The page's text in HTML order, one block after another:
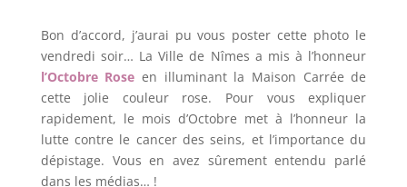
Bon d’accord, j’aurai pu vous poster cette photo le
vendredi soir… La Ville de Nîmes a mis à l’honneur
l’Octobre Rose en illuminant la Maison Carrée de
cette jolie couleur rose. Pour vous expliquer
rapidement, le mois d’Octobre met à l’honneur la
lutte contre le cancer des seins, et l’importance du
dépistage. Vous en avez sûrement entendu parlé
dans les médias… !